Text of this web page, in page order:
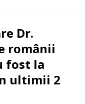
Dr.
românii
fost la
ultimii 2